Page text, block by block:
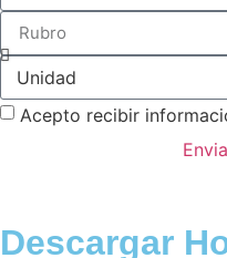
Acepto recibir
Descargar